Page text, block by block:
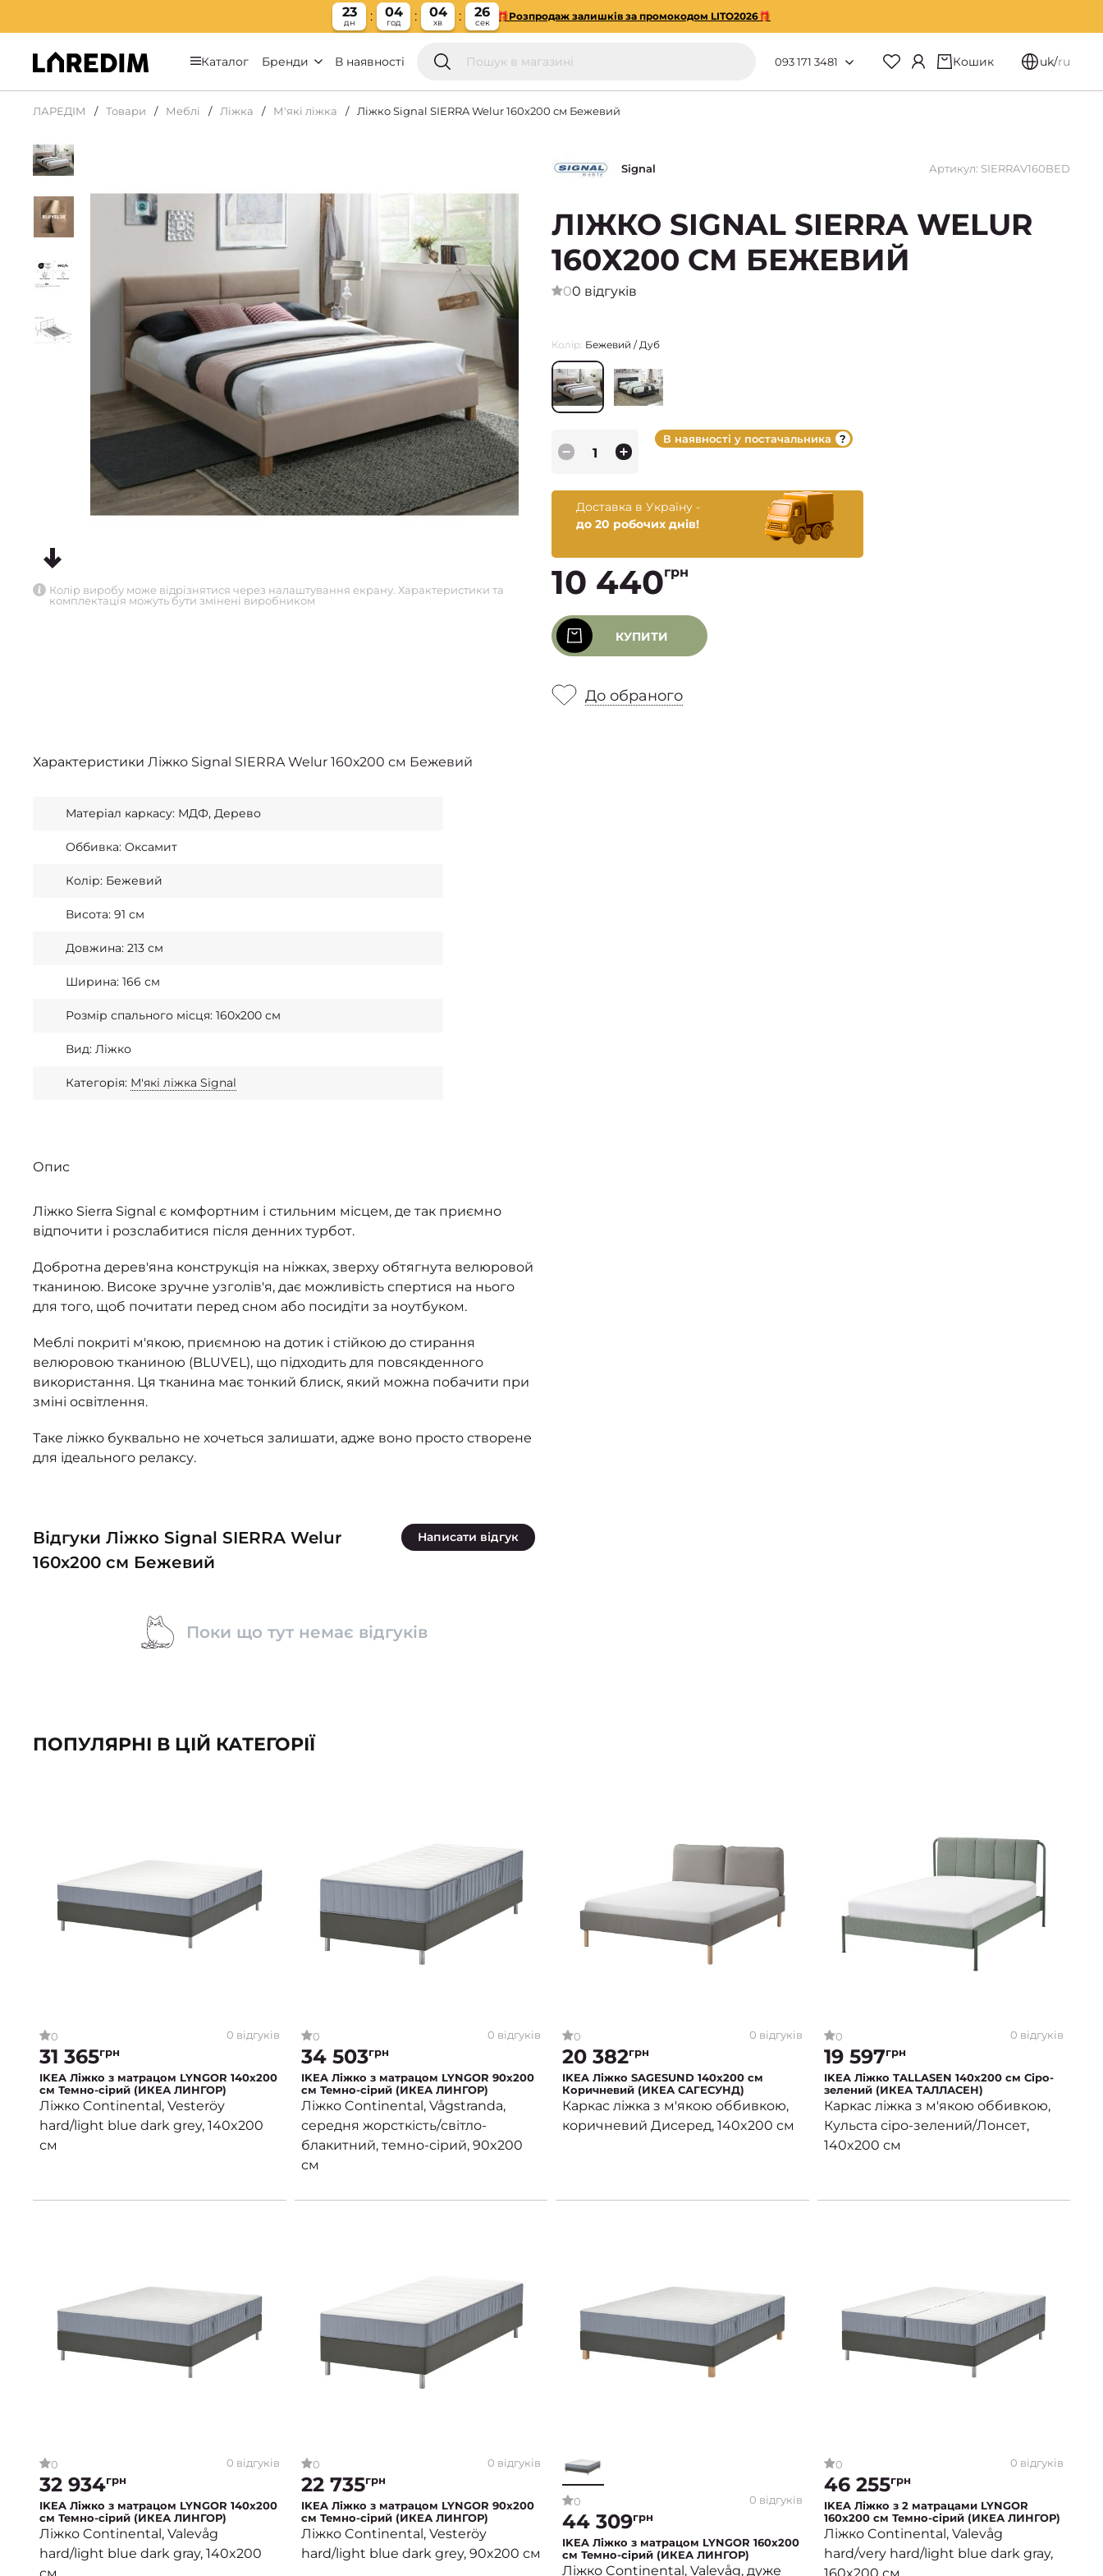
23
дн
04
год
04
хв
25
сек
🎁Розпродаж залишків за промокодом LITO2026🎁
Каталог Бренди В наявності 093 171 3481 Кошик uk/ru
ЛАРЕДІМ Товари Меблі Ліжка М'які ліжка Ліжко Signal SIERRA Welur 160х200 см Бежевий
Колір виробу може відрізнятися через налаштування екрану. Характеристики та
комплектація можуть бути змінені виробником
Signal Артикул: SIERRAV160BED
ЛІЖКО SIGNAL SIERRA WELUR
160Х200 СМ БЕЖЕВИЙ
00 відгуків
Колір: Бежевий / Дуб
В наявності у постачальника
Доставка в Україну -
до 20 робочих днів!
10 440грн
КУПИТИ
До обраного
Характеристики Ліжко Signal SIERRA Welur 160х200 см Бежевий
Матеріал каркасу: МДФ, Дерево
Оббивка: Оксамит
Колір: Бежевий
Висота: 91 см
Довжина: 213 см
Ширина: 166 см
Розмір спального місця: 160x200 см
Вид: Ліжко
Категорія: М'які ліжка Signal
Опис
Ліжко Sierra Signal є комфортним і стильним місцем, де так приємно
відпочити і розслабитися після денних турбот.
Добротна дерев'яна конструкція на ніжках, зверху обтягнута велюровой
тканиною. Високе зручне узголів'я, дає можливість спертися на нього
для того, щоб почитати перед сном або посидіти за ноутбуком.
Меблі покриті м'якою, приємною на дотик і стійкою до стирання
велюровою тканиною (BLUVEL), що підходить для повсякденного
використання. Ця тканина має тонкий блиск, який можна побачити при
зміні освітлення.
Таке ліжко буквально не хочеться залишати, адже воно просто створене
для ідеального релаксу.
Відгуки Ліжко Signal SIERRA Welur
160х200 см Бежевий
Написати відгук
Поки що тут немає відгуків
ПОПУЛЯРНІ В ЦІЙ КАТЕГОРІЇ
0 0 відгуків
31 365грн
IKEA Ліжко з матрацом LYNGOR 140х200
см Темно-сірий (ИКЕА ЛИНГОР)
Ліжко Continental, Vesteröy
hard/light blue dark grey, 140x200
см
0 0 відгуків
34 503грн
IKEA Ліжко з матрацом LYNGOR 90x200
см Темно-сірий (ИКЕА ЛИНГОР)
Ліжко Continental, Vågstranda,
середня жорсткість/світло-
блакитний, темно-сірий, 90x200
см
0 0 відгуків
20 382грн
IKEA Ліжко SAGESUND 140x200 см
Коричневий (ИКЕА САГЕСУНД)
Каркас ліжка з м'якою оббивкою,
коричневий Дисеред, 140x200 см
0 0 відгуків
19 597грн
IKEA Ліжко TALLASEN 140х200 см Сіро-
зелений (ИКЕА ТАЛЛАСЕН)
Каркас ліжка з м'якою оббивкою,
Кульста сіро-зелений/Лонсет,
140x200 см
0 0 відгуків
32 934грн
IKEA Ліжко з матрацом LYNGOR 140х200
см Темно-сірий (ИКЕА ЛИНГОР)
Ліжко Continental, Valevåg
hard/light blue dark gray, 140x200
0 0 відгуків
22 735грн
IKEA Ліжко з матрацом LYNGOR 90x200
см Темно-сірий (ИКЕА ЛИНГОР)
Ліжко Continental, Vesteröy
hard/light blue dark grey, 90x200 см
0 0 відгуків
44 309грн
IKEA Ліжко з матрацом LYNGOR 160х200
см Темно-сірий (ИКЕА ЛИНГОР)
Ліжко Continental, Valevåg, дуже
0 0 відгуків
46 255грн
IKEA Ліжко з 2 матрацами LYNGOR
160x200 см Темно-сірий (ИКЕА ЛИНГОР)
Ліжко Continental, Valevåg
hard/very hard/light blue dark gray,